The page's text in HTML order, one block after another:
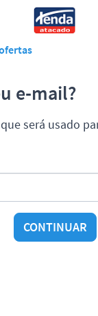
e-mail?
será usado
CONTINUAR